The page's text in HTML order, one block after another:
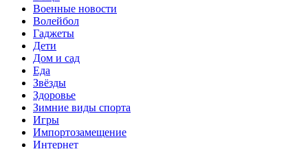
Военные новости
Волейбол
Гаджеты
Дети
Дом и сад
Еда
Звёзды
Здоровье
Зимние виды спорта
Игры
Импортозамещение
Интернет